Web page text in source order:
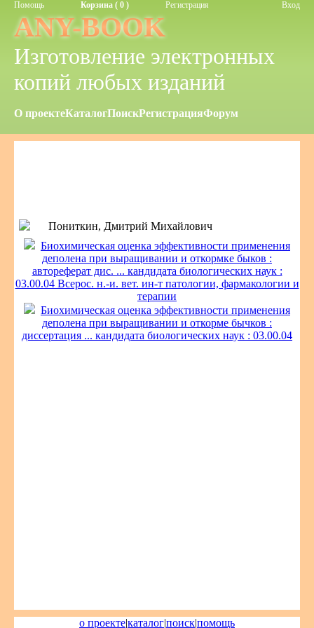
Помощь Корзина ( 0 ) Регистрация Вход
ANY-BOOK
Изготовление электронных
копий любых изданий
О проектеКаталогПоискРегистрацияФорум
Пониткин, Дмитрий Михайлович
Биохимическая оценка эффективности применения
деполена при выращивании и откормке быков :
автореферат дис. ... кандидата биологических наук :
03.00.04 Всерос. н.-и. вет. ин-т патологии, фармакологии и
терапии
Биохимическая оценка эффективности применения
деполена при выращивании и откорме бычков :
диссертация ... кандидата биологических наук : 03.00.04
о проекте|каталог|поиск|помощь